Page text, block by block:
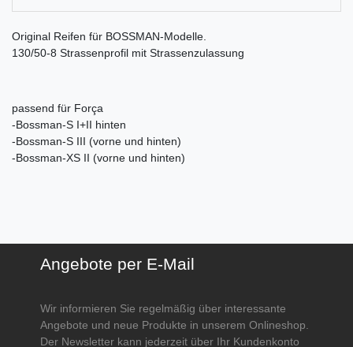
Original Reifen für BOSSMAN-Modelle.
130/50-8 Strassenprofil mit Strassenzulassung
passend für Força
-Bossman-S I+II hinten
-Bossman-S III (vorne und hinten)
-Bossman-XS II (vorne und hinten)
Angebote per E-Mail
Wir informieren Sie regelmäßig über interessante
Angebote und neue Produkte in unserem Onlineshop.
Der Newsletter kann jederzeit über Ihr Kundenkonto